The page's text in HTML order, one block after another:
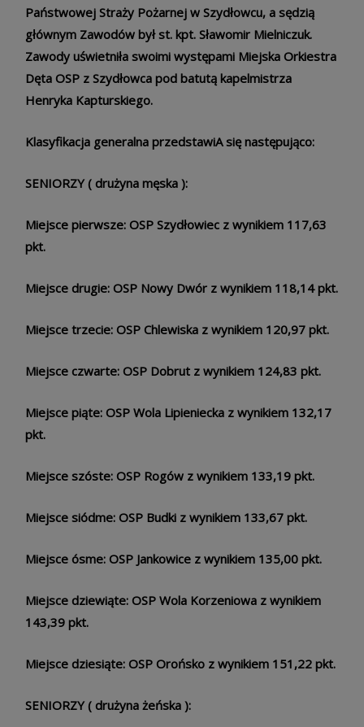
Państwowej Straży Pożarnej w Szydłowcu, a sędzią
głównym Zawodów był st. kpt. Sławomir Mielniczuk.
Zawody uświetniła swoimi występami Miejska Orkiestra
Dęta OSP z Szydłowca pod batutą kapelmistrza
Henryka Kapturskiego.
Klasyfikacja generalna przedstawiA się następująco:
SENIORZY ( drużyna męska ):
Miejsce pierwsze: OSP Szydłowiec z wynikiem 117,63
pkt.
Miejsce drugie: OSP Nowy Dwór z wynikiem 118,14 pkt.
Miejsce trzecie: OSP Chlewiska z wynikiem 120,97 pkt.
Miejsce czwarte: OSP Dobrut z wynikiem 124,83 pkt.
Miejsce piąte: OSP Wola Lipieniecka z wynikiem 132,17
pkt.
Miejsce szóste: OSP Rogów z wynikiem 133,19 pkt.
Miejsce siódme: OSP Budki z wynikiem 133,67 pkt.
Miejsce ósme: OSP Jankowice z wynikiem 135,00 pkt.
Miejsce dziewiąte: OSP Wola Korzeniowa z wynikiem
143,39 pkt.
Miejsce dziesiąte: OSP Orońsko z wynikiem 151,22 pkt.
SENIORZY ( drużyna żeńska ):